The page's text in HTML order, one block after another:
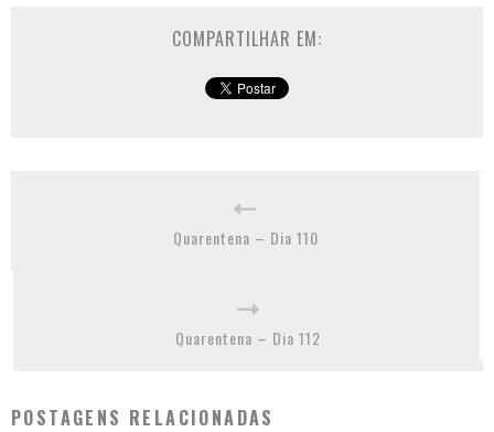
COMPARTILHAR EM:
Quarentena – Dia 110
Quarentena – Dia 112
POSTAGENS RELACIONADAS